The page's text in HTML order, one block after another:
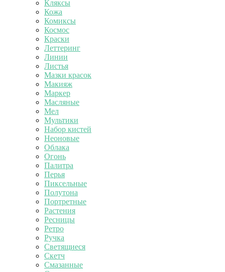
Кляксы
Кожа
Комиксы
Космос
Краски
Леттеринг
Линии
Листья
Мазки красок
Макияж
Маркер
Масляные
Мел
Мультики
Набор кистей
Неоновые
Облака
Огонь
Палитра
Перья
Пиксельные
Полутона
Портретные
Растения
Ресницы
Ретро
Ручка
Светящиеся
Скетч
Смазанные